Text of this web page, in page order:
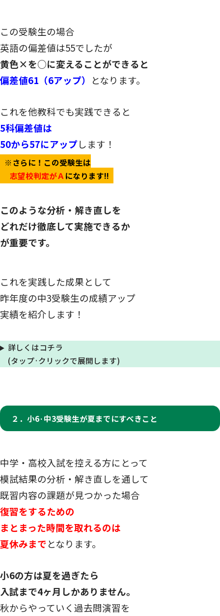
この受験生の場合
英語の偏差値は55でしたが
黄色×を○に変えることができると
偏差値61 （6アップ） となります。
これを他教科でも実践できると
5科偏差値は
50から57にアップします！
※さらに！この受験生は
志望校判定がＡ になります!!
このような分析・解き直しを
どれだけ徹底して実施できるか
が重要です。
これを実践した成果として
昨年度の中3受験生の成績アップ
実績を紹介します！
詳しくはコチラ
(タップ·クリックで展開します)
２．小6·中3受験生が夏までにすべきこと
中学・高校入試を控える方にとって
模試結果の分析・解き直しを通して
既習内容の課題が見つかった場合
復習をするための
まとまった時間を取れるのは
夏休みまでとなります。
小6の方は夏を過ぎたら
入試まで4ヶ月しかありません。
秋からやっていく過去問演習を